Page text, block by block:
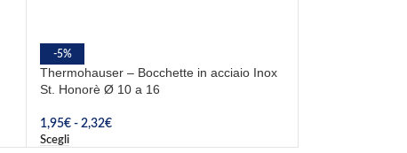
-5%
Thermohauser – Bocchette in acciaio Inox
St. Honorè Ø 10 a 16
1,95€ - 2,32€
Scegli